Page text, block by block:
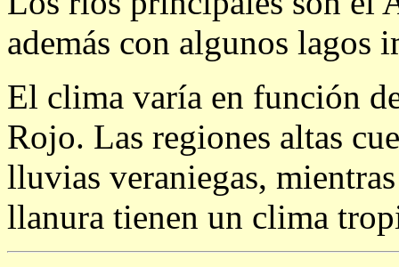
además con algunos lagos
El clima varía en función
Rojo. Las regiones altas
lluvias veraniegas,
llanura tienen un clima